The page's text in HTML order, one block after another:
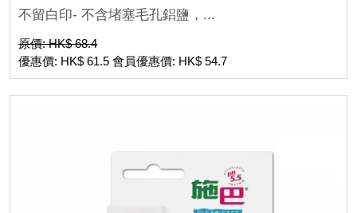
不留白印- 不含堵塞毛孔鋁鹽，...
原價: HK$ 68.4
優惠價: HK$ 61.5 會員優惠價: HK$ 54.7